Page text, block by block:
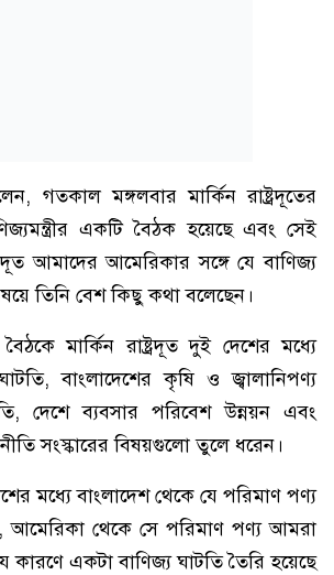
গতকাল মঙ্গলবার মার্কিন রাষ্ট্রদূতের
একটি বৈঠক হয়েছে এবং সেই
আমাদের আমেরিকার সঙ্গে যে বাণিজ্য
তিনি বেশ কিছু কথা বলেছেন।
মার্কিন রাষ্ট্রদূত দুই দেশের মধ্যে
বাংলাদেশের কৃষি ও জ্বালানিপণ্য
দেশে ব্যবসার পরিবেশ উন্নয়ন এবং
সংস্কারের বিষয়গুলো তুলে ধরেন।
মধ্যে বাংলাদেশ থেকে যে পরিমাণ পণ্য
আমেরিকা থেকে সে পরিমাণ পণ্য আমরা
কারণে একটা বাণিজ্য ঘাটতি তৈরি হয়েছে